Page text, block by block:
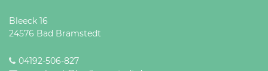
Bleeck 16
24576 Bad Bramstedt
04192-506-827